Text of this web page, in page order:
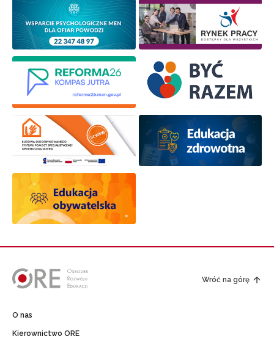
Wróć na górę
O nas
Kierownictwo ORE